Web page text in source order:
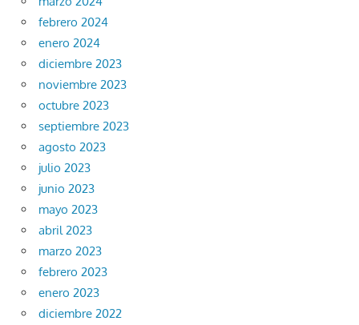
febrero 2024
enero 2024
diciembre 2023
noviembre 2023
octubre 2023
septiembre 2023
agosto 2023
julio 2023
junio 2023
mayo 2023
abril 2023
marzo 2023
febrero 2023
enero 2023
diciembre 2022